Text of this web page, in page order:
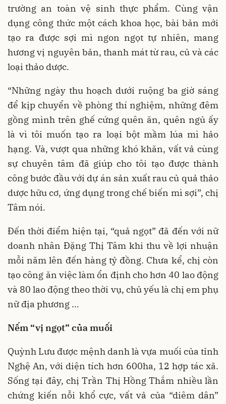
trường an toàn vệ sinh thực phẩm. Cùng vận
dụng công thức một cách khoa học, bài bản mới
tạo ra được sợi mì ngon ngọt tự nhiên, mang
hương vị nguyên bản, thanh mát từ rau, củ và các
loại thảo dược.
“Những ngày thu hoạch dưới ruộng ba giờ sáng
để kịp chuyển về phòng thí nghiệm, những đêm
gồng mình trên ghế cứng quên ăn, quên ngủ ấy
là vì tôi muốn tạo ra loại bột mầm lúa mì hảo
hạng. Và, vượt qua những khó khăn, vất vả cùng
sự chuyên tâm đã giúp cho tôi tạo được thành
công bước đầu với dự án sản xuất rau củ quả thảo
dược hữu cơ, ứng dụng trong chế biến mì sợi”, chị
Tâm nói.
Đến thời điểm hiện tại, “quả ngọt” đã đến với nữ
doanh nhân Đặng Thị Tâm khi thu về lợi nhuận
mỗi năm lên đến hàng tỷ đồng. Chưa kể, chị còn
tạo công ăn việc làm ổn định cho hơn 40 lao động
và 80 lao động theo thời vụ, chủ yếu là chị em phụ
nữ địa phương …
Nếm “vị ngọt” của muối
Quỳnh Lưu được mệnh danh là vựa muối của tỉnh
Nghệ An, với diện tích hơn 600ha, 12 hợp tác xã.
Sống tại đây, chị Trần Thị Hồng Thắm nhiều lần
chứng kiến nỗi khổ cực, vất vả của “diêm dân”